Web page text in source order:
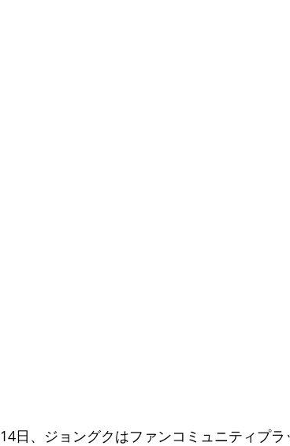
14日、ジョングクはファンコミュニティプ